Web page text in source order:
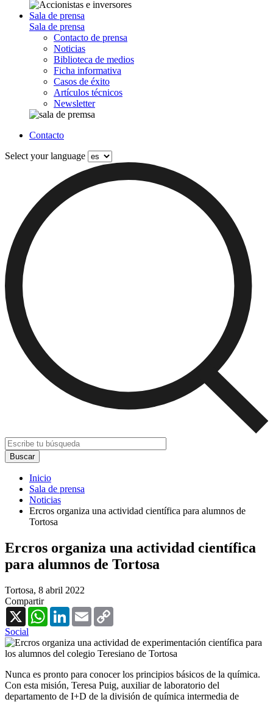
Sala de prensa
Sala de prensa
Contacto de prensa
Noticias
Biblioteca de medios
Ficha informativa
Casos de éxito
Artículos técnicos
Newsletter
Contacto
Select your language
Inicio
Sala de prensa
Noticias
Ercros organiza una actividad científica para alumnos de
Tortosa
Ercros organiza una actividad científica
para alumnos de Tortosa
Tortosa, 8 abril 2022
Compartir
X
WhatsAppLinkedInEmail
Social
Nunca es pronto para conocer los principios básicos de la química.
Con esta misión, Teresa Puig, auxiliar de laboratorio del
departamento de I+D de la división de química intermedia de